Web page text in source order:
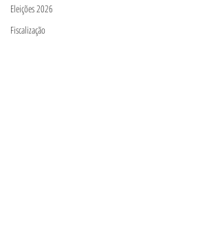
Eleições 2026
Fiscalização